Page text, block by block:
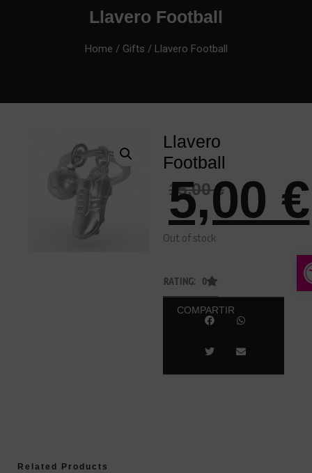
Llavero Football
Home / Gifts / Llavero Football
Llavero
Football
15,00€
5,00 €
Out of stock
RATING: 0
COMPARTIR
Related Products